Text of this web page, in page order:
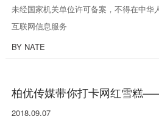
未经国家机关单位许可备案，不得在中华
互联网信息服务
BY NATE
柏优传媒带你打卡网红雪糕
2018.09.07